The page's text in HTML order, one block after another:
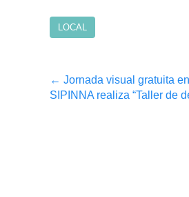
LOCAL
Post
← Jornada visual gratuita
SIPINNA realiza “Taller de